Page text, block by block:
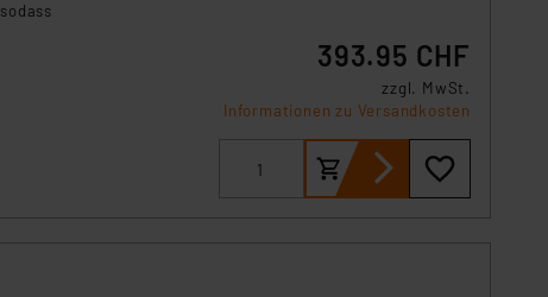
393.95 CHF
zzgl. MwSt.
Informationen zu Versandkosten